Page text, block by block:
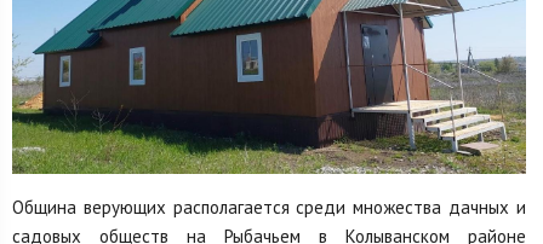
Община верующих располагается среди множества дачных и
садовых обществ на Рыбачьем в Колыванском районе